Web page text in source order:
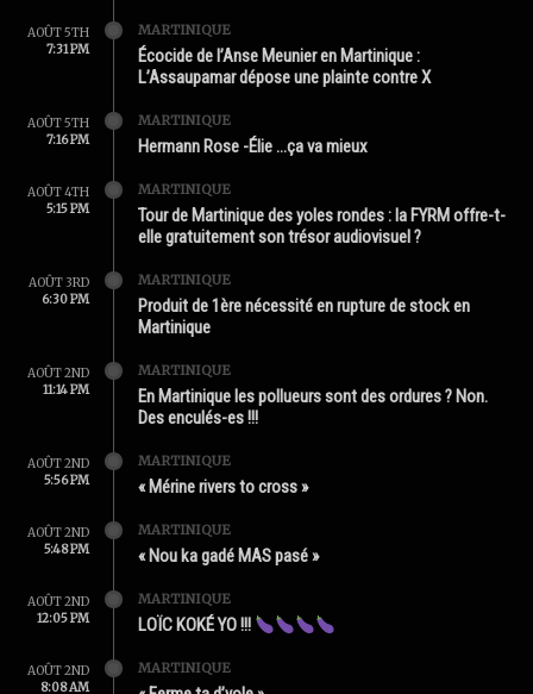
AOÛT 5TH
7:31 PM
MARTINIQUE
Écocide de l’Anse Meunier en Martinique :
L’Assaupamar dépose une plainte contre X
AOÛT 5TH
7:16 PM
MARTINIQUE
Hermann Rose -Élie …ça va mieux
AOÛT 4TH
5:15 PM
MARTINIQUE
Tour de Martinique des yoles rondes : la FYRM offre-t-
elle gratuitement son trésor audiovisuel ?
AOÛT 3RD
6:30 PM
MARTINIQUE
Produit de 1ère nécessité en rupture de stock en
Martinique
AOÛT 2ND
11:14 PM
MARTINIQUE
En Martinique les pollueurs sont des ordures ? Non.
Des enculés-es !!!
AOÛT 2ND
5:56 PM
MARTINIQUE
« Mérine rivers to cross »
AOÛT 2ND
5:48 PM
MARTINIQUE
« Nou ka gadé MAS pasé »
AOÛT 2ND
12:05 PM
MARTINIQUE
LOÏC KOKÉ YO !!!
AOÛT 2ND
8:08 AM
MARTINIQUE